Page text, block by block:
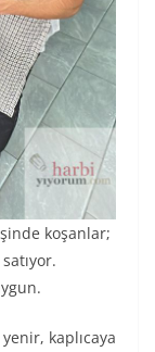
koşanlar;
kaplıcaya